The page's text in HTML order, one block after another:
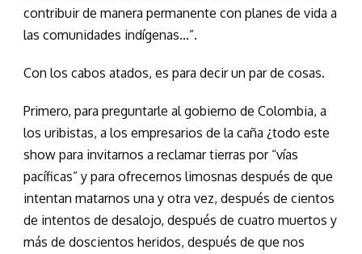
contribuir de manera permanente con planes de vida a
las comunidades indígenas…”.
Con los cabos atados, es para decir un par de cosas.
Primero, para preguntarle al gobierno de Colombia, a
los uribistas, a los empresarios de la caña ¿todo este
show para invitarnos a reclamar tierras por “vías
pacíficas” y para ofrecernos limosnas después de que
intentan matarnos una y otra vez, después de cientos
de intentos de desalojo, después de cuatro muertos y
más de doscientos heridos, después de que nos